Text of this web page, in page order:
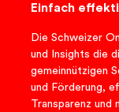
Einfach
Die Schweizer
und Insights die
gemeinnützigen
und Förderung,
Transparenz und